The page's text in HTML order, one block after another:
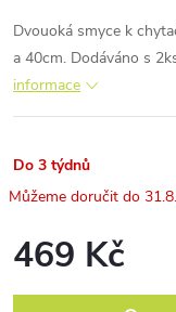
Dvouoká smyce k
a 40cm. Dodáváno s
informace
Do 3 týdnů
469 Kč